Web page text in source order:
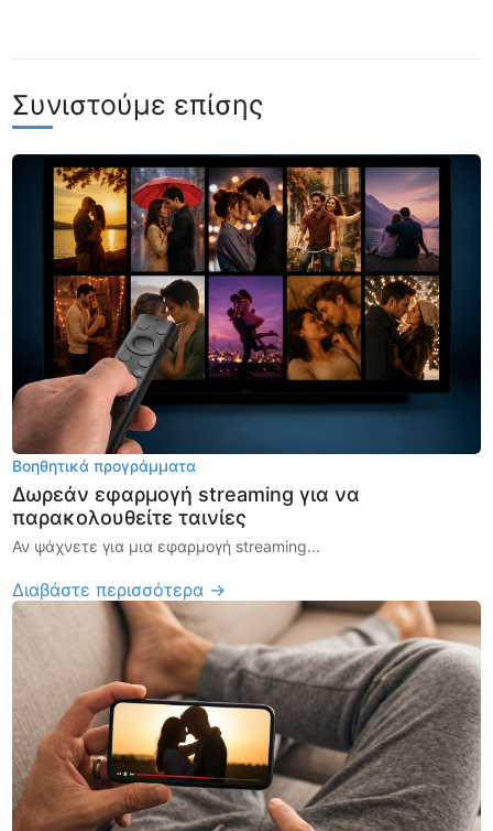
Συνιστούμε επίσης
Βοηθητικά προγράμματα
Δωρεάν εφαρμογή streaming για να
παρακολουθείτε ταινίες
Αν ψάχνετε για μια εφαρμογή streaming...
Διαβάστε περισσότερα →